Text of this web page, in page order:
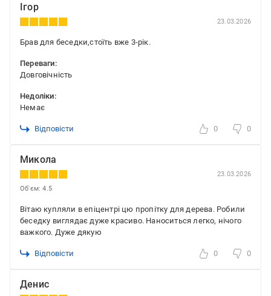
Ігор
23.03.2026
Брав для беседки,стоїть вже 3-рік.
Переваги:
Довговічність
Недоліки:
Немає
Відповісти 0 0
Микола
23.03.2026
Об'єм: 4.5
Вітаю купляли в епіцентрі цю пропітку для дерева. Робили
беседку виглядає дуже красиво. Наноситься легко, нічого
важкого. Дуже дякую
Відповісти 0 0
Денис